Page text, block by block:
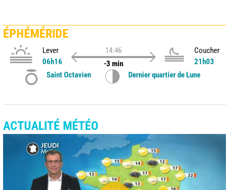
ÉPHÉMÉRIDE
Lever
06h16
14:46
-3 min
Coucher
21h03
Saint Octavien
Dernier quartier de Lune
ACTUALITÉ MÉTÉO